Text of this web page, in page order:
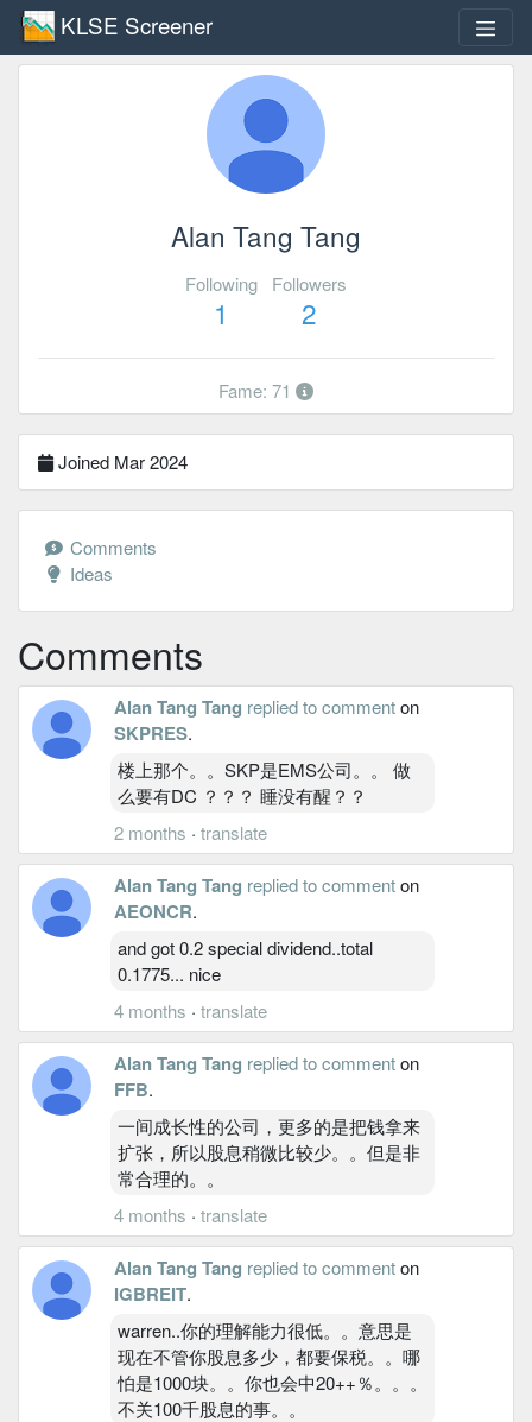
KLSE Screener
Alan Tang Tang
Following
1
Followers
2
Fame: 71
Joined Mar 2024
Comments
Ideas
Comments
Alan Tang Tang replied to commenton
SKPRES.
楼上那个。。SKP是EMS公司。。 做
么要有DC ？？？ 睡没有醒？？
2 months · translate
Alan Tang Tang replied to commenton
AEONCR.
and got 0.2 special dividend..total
0.1775... nice
4 months · translate
Alan Tang Tang replied to commenton
FFB.
一间成长性的公司，更多的是把钱拿来
扩张，所以股息稍微比较少。。但是非
常合理的。。
4 months · translate
Alan Tang Tang replied to commenton
IGBREIT.
warren..你的理解能力很低。。意思是
现在不管你股息多少，都要保税。。哪
怕是1000块。。你也会中20++％。。。
不关100千股息的事。。